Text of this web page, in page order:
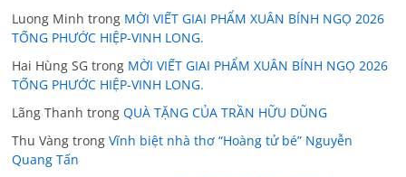
Luong Minh trong MỜI VIẾT GIAI PHẨM XUÂN BÍNH NGỌ 2026
TỐNG PHƯỚC HIỆP-VINH LONG.
Hai Hùng SG trong MỜI VIẾT GIAI PHẨM XUÂN BÍNH NGỌ 2026
TỐNG PHƯỚC HIỆP-VINH LONG.
Lãng Thanh trongQUÀ TẶNG CỦA TRẦN HỮU DŨNG
Thu Vàng trongVĩnh biệt nhà thơ “Hoàng tử bé” Nguyễn
Quang Tấn